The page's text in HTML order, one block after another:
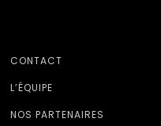
CONTACT
L’ÉQUIPE
NOS PARTENAIRES